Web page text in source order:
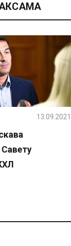
13.09.2021